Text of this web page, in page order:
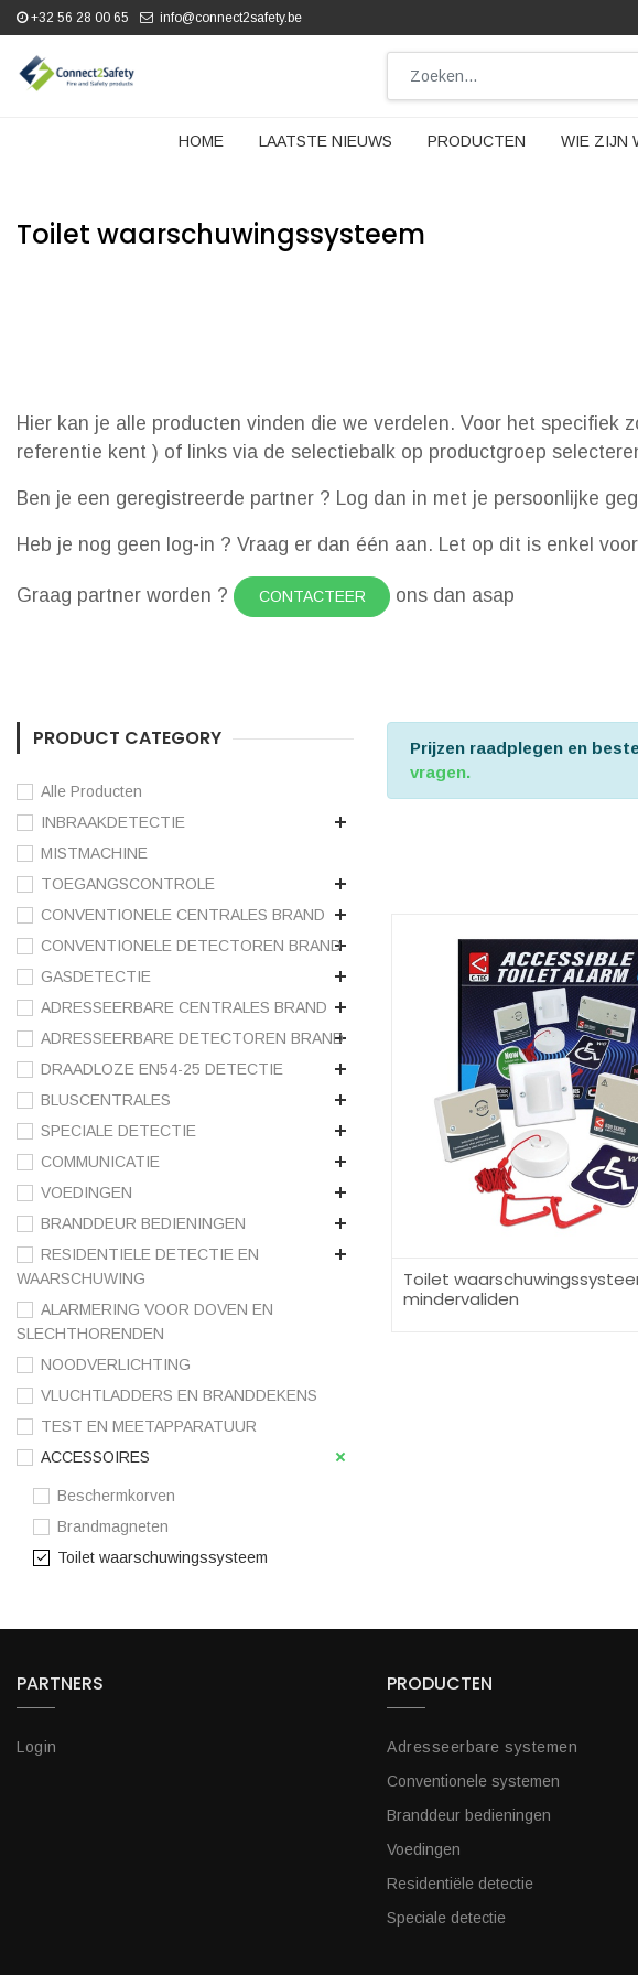
+32 56 28 00 65 info@connect2safety.be
HOME LAATSTE NIEUWS PRODUCTEN WIE ZIJN
Toilet waarschuwingssysteem
Hier kan je alle producten vinden die we verdelen. Voor het
referentie kent ) of links via de selectiebalk op productgroep
Ben je een geregistreerde partner ? Log dan in met je persoonlijke
Heb je nog geen log-in ? Vraag er dan één aan. Let op dit is enkel
Graag partner worden ? CONTACTEER ons dan asap
PRODUCT CATEGORY
Alle Producten
INBRAAKDETECTIE
MISTMACHINE
TOEGANGSCONTROLE
CONVENTIONELE CENTRALES BRAND
CONVENTIONELE DETECTOREN BRAND
GASDETECTIE
ADRESSEERBARE CENTRALES BRAND
ADRESSEERBARE DETECTOREN BRAND
DRAADLOZE EN54-25 DETECTIE
BLUSCENTRALES
SPECIALE DETECTIE
COMMUNICATIE
VOEDINGEN
BRANDDEUR BEDIENINGEN
RESIDENTIELE DETECTIE EN
WAARSCHUWING
ALARMERING VOOR DOVEN EN
SLECHTHORENDEN
NOODVERLICHTING
VLUCHTLADDERS EN BRANDDEKENS
TEST EN MEETAPPARATUUR
ACCESSOIRES
Beschermkorven
Brandmagneten
Toilet waarschuwingssysteem
Prijzen raadplegen en
vragen.
Toilet
mindervaliden
PARTNERS
Login
PRODUCTEN
Adresseerbare systemen
Conventionele systemen
Branddeur bedieningen
Voedingen
Residentiële detectie
Speciale detectie